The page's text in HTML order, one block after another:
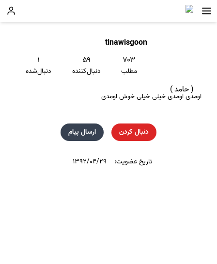
tinawisgoon
۷۰۳
مطلب
۵۹
دنبال‌کننده
۱
دنبال‌شده
( حامد )
اومدی اومدی خیلی خیلی خوش اومدی
دنبال کردن ارسال پیام
تاریخ عضویت: ۱۳۹۲/۰۴/۲۹